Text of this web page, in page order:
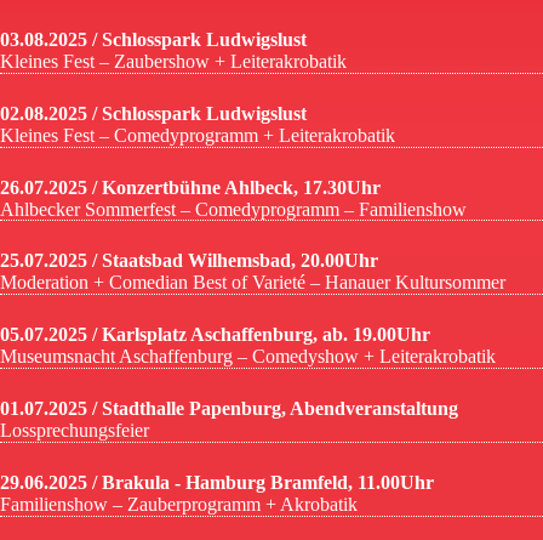
03.08.2025 / Schlosspark Ludwigslust
Kleines Fest – Zaubershow + Leiterakrobatik
02.08.2025 / Schlosspark Ludwigslust
Kleines Fest – Comedyprogramm + Leiterakrobatik
26.07.2025 / Konzertbühne Ahlbeck, 17.30Uhr
Ahlbecker Sommerfest – Comedyprogramm – Familienshow
25.07.2025 / Staatsbad Wilhemsbad, 20.00Uhr
Moderation + Comedian Best of Varieté – Hanauer Kultursommer
05.07.2025 / Karlsplatz Aschaffenburg, ab. 19.00Uhr
Museumsnacht Aschaffenburg – Comedyshow + Leiterakrobatik
01.07.2025 / Stadthalle Papenburg, Abendveranstaltung
Lossprechungsfeier
29.06.2025 / Brakula - Hamburg Bramfeld, 11.00Uhr
Familienshow – Zauberprogramm + Akrobatik